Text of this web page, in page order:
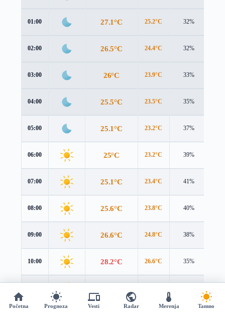
01:00 27.1°C 25.2°C 32%
02:00 26.5°C 24.4°C 32%
03:00 26°C 23.9°C 33%
04:00 25.5°C 23.5°C 35%
05:00 25.1°C 23.2°C 37%
06:00 25°C 23.2°C 39%
07:00 25.1°C 23.4°C 41%
08:00 25.6°C 23.8°C 40%
09:00 26.6°C 24.8°C 38%
10:00 28.2°C 26.6°C 35%
Početna Prognoza Vesti Radar Merenja Tamno